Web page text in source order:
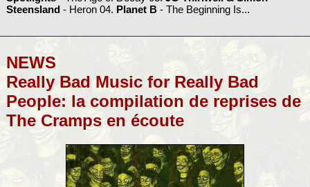
Steensland- Heron 04. Planet B- The Beginning Is...
NEWS
Really Bad Music for Really Bad
People: la compilation de reprises de
The Cramps en écoute